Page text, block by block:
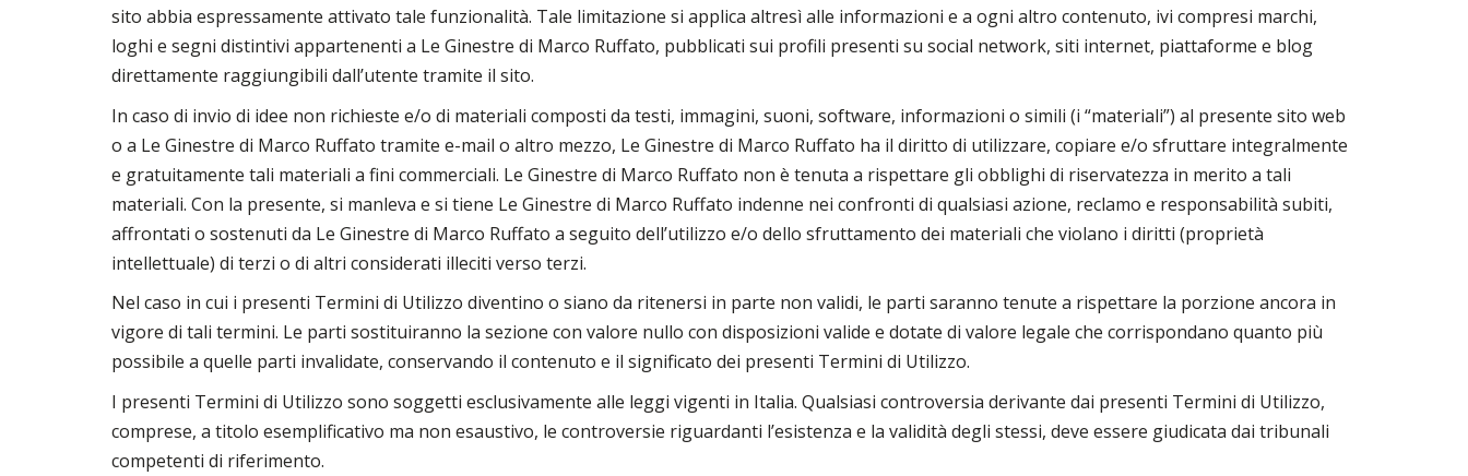
sito abbia espressamente attivato tale funzionalità. Tale limitazione si applica altresì alle informazioni e a ogni altro contenuto, ivi compresi marchi,
loghi e segni distintivi appartenenti a Le Ginestre di Marco Ruffato, pubblicati sui profili presenti su social network, siti internet, piattaforme e blog
direttamente raggiungibili dall’utente tramite il sito.
In caso di invio di idee non richieste e/o di materiali composti da testi, immagini, suoni, software, informazioni o simili (i “materiali”) al presente sito web
o a Le Ginestre di Marco Ruffato tramite e-mail o altro mezzo, Le Ginestre di Marco Ruffato ha il diritto di utilizzare, copiare e/o sfruttare integralmente
e gratuitamente tali materiali a fini commerciali. Le Ginestre di Marco Ruffato non è tenuta a rispettare gli obblighi di riservatezza in merito a tali
materiali. Con la presente, si manleva e si tiene Le Ginestre di Marco Ruffato indenne nei confronti di qualsiasi azione, reclamo e responsabilità subiti,
affrontati o sostenuti da Le Ginestre di Marco Ruffato a seguito dell’utilizzo e/o dello sfruttamento dei materiali che violano i diritti (proprietà
intellettuale) di terzi o di altri considerati illeciti verso terzi.
Nel caso in cui i presenti Termini di Utilizzo diventino o siano da ritenersi in parte non validi, le parti saranno tenute a rispettare la porzione ancora in
vigore di tali termini. Le parti sostituiranno la sezione con valore nullo con disposizioni valide e dotate di valore legale che corrispondano quanto più
possibile a quelle parti invalidate, conservando il contenuto e il significato dei presenti Termini di Utilizzo.
I presenti Termini di Utilizzo sono soggetti esclusivamente alle leggi vigenti in Italia. Qualsiasi controversia derivante dai presenti Termini di Utilizzo,
comprese, a titolo esemplificativo ma non esaustivo, le controversie riguardanti l’esistenza e la validità degli stessi, deve essere giudicata dai tribunali
competenti di riferimento.